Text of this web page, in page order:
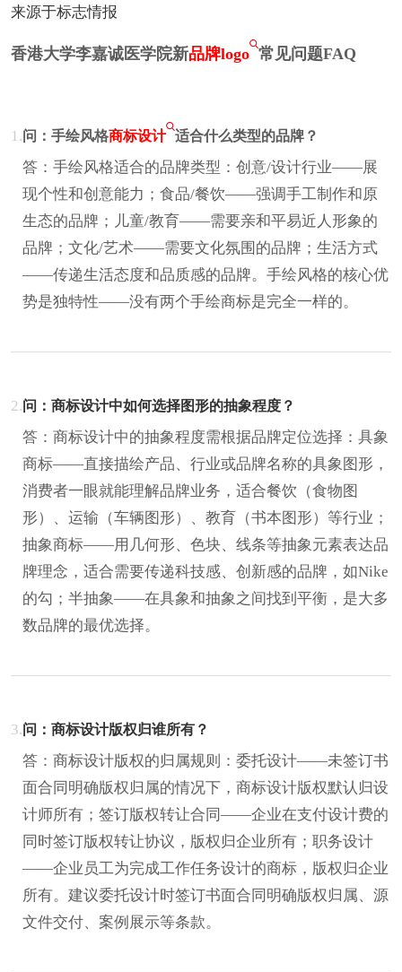
来源于标志情报
香港大学李嘉诚医学院新品牌logo 常见问题FAQ
1.问：手绘风格商标设计 适合什么类型的品牌？
答：手绘风格适合的品牌类型：创意/设计行业——展
现个性和创意能力；食品/餐饮——强调手工制作和原
生态的品牌；儿童/教育——需要亲和平易近人形象的
品牌；文化/艺术——需要文化氛围的品牌；生活方式
——传递生活态度和品质感的品牌。手绘风格的核心优
势是独特性——没有两个手绘商标是完全一样的。
2.问：商标设计中如何选择图形的抽象程度？
答：商标设计中的抽象程度需根据品牌定位选择：具象
商标——直接描绘产品、行业或品牌名称的具象图形，
消费者一眼就能理解品牌业务，适合餐饮（食物图
形）、运输（车辆图形）、教育（书本图形）等行业；
抽象商标——用几何形、色块、线条等抽象元素表达品
牌理念，适合需要传递科技感、创新感的品牌，如Nike
的勾；半抽象——在具象和抽象之间找到平衡，是大多
数品牌的最优选择。
3.问：商标设计版权归谁所有？
答：商标设计版权的归属规则：委托设计——未签订书
面合同明确版权归属的情况下，商标设计版权默认归设
计师所有；签订版权转让合同——企业在支付设计费的
同时签订版权转让协议，版权归企业所有；职务设计
——企业员工为完成工作任务设计的商标，版权归企业
所有。建议委托设计时签订书面合同明确版权归属、源
文件交付、案例展示等条款。